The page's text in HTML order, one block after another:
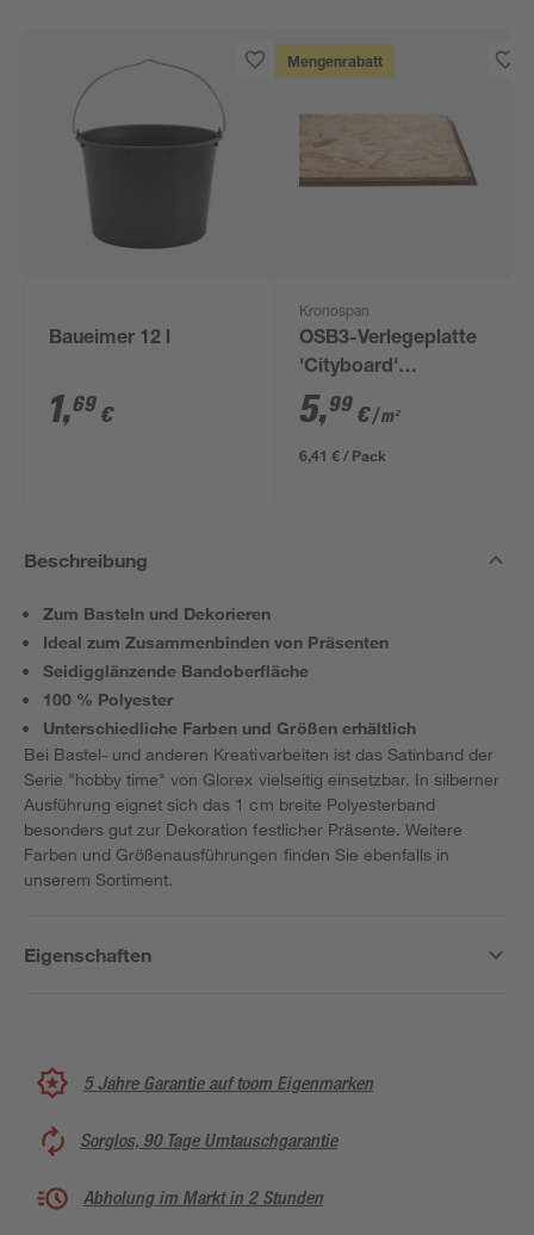
Baueimer 12 l
1,69 €
Mengenrabatt
Kronospan
OSB3-Verlegeplatte
'Cityboard'
ungeschliffen 1690 x
634 x 12 mm
5,99 €/ m²
6,41 € / Pack
Beschreibung
Zum Basteln und Dekorieren
Ideal zum Zusammenbinden von Präsenten
Seidigglänzende Bandoberfläche
100 % Polyester
Unterschiedliche Farben und Größen erhältlich
Bei Bastel- und anderen Kreativarbeiten ist das Satinband der
Serie "hobby time" von Glorex vielseitig einsetzbar. In silberner
Ausführung eignet sich das 1 cm breite Polyesterband
besonders gut zur Dekoration festlicher Präsente. Weitere
Farben und Größenausführungen finden Sie ebenfalls in
unserem Sortiment.
Eigenschaften
5 Jahre Garantie auf toom Eigenmarken
Sorglos, 90 Tage Umtauschgarantie
Abholung im Markt in 2 Stunden